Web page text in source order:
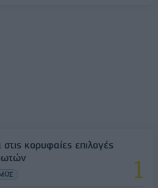
κορυφαίες επιλογές